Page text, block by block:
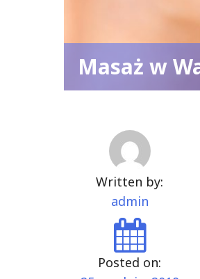
Masaż w
Written by:
admin
Posted on: